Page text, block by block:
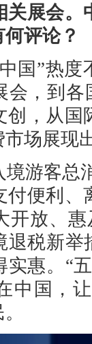
关展会
评论？
国”热
会，到各
创，从
市场展现
游客总
付便利
开放、
退税新举
实惠。“
中国，